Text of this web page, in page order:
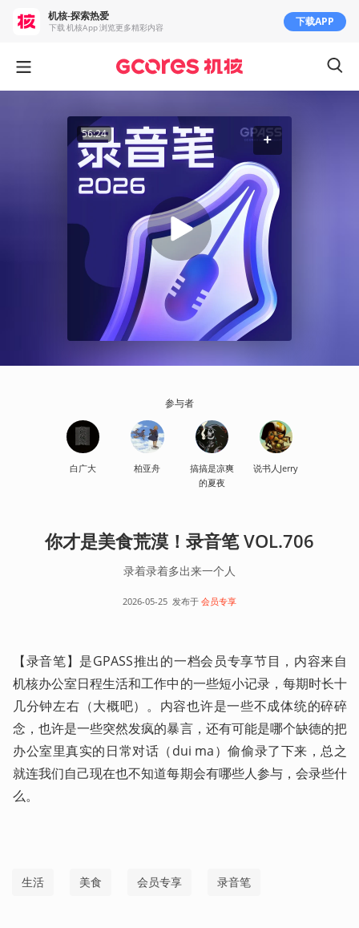
56:24
参与者
白广大 柏亚舟
搞搞是凉爽
的夏夜
说书人Jerry
你才是美食荒漠！录音笔 VOL.706
录着录着多出来一个人
2026-05-25 发布于 会员专享
【录音笔】是GPASS推出的一档会员专享节目，内容来自
机核办公室日程生活和工作中的一些短小记录，每期时长十
几分钟左右（大概吧）。内容也许是一些不成体统的碎碎
念，也许是一些突然发疯的暴言，还有可能是哪个缺德的把
办公室里真实的日常对话（dui ma）偷偷录了下来，总之
就连我们自己现在也不知道每期会有哪些人参与，会录些什
么。
生活 美食 会员专享 录音笔
机核-探索热爱
下载 机核App 浏览更多精彩内容 下载APP